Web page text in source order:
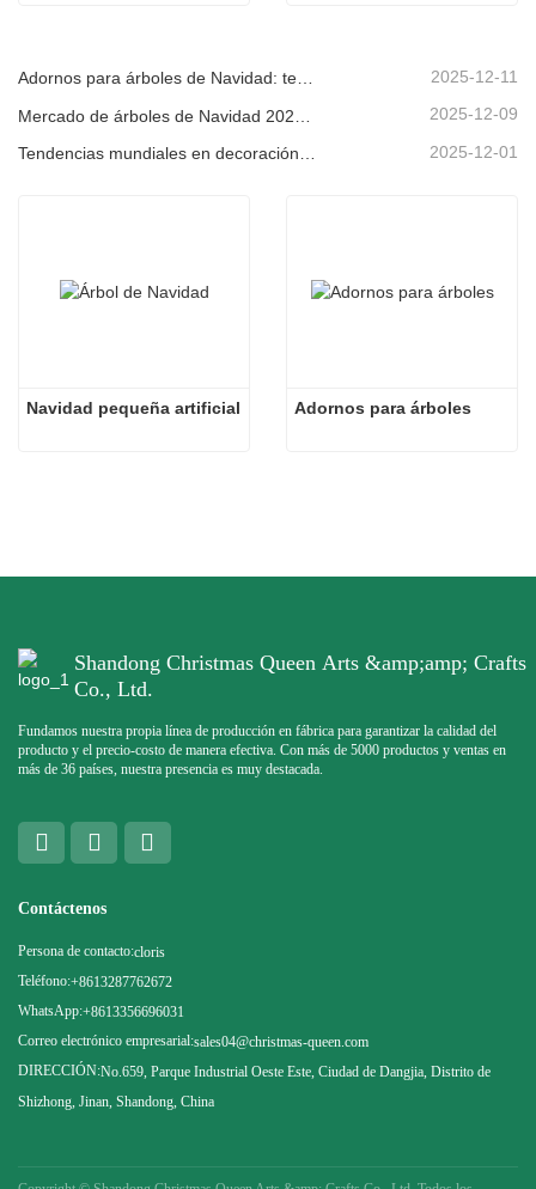
Adornos para árboles de Navidad: tendencias del mercado, información sobre la cadena de suministro y guía de adquisiciones 2025 2025-12-11
2025-12-09
2025-12-01
Navidad pequeña artificial Adornos para árboles
Shandong Christmas Queen Arts &amp;amp; Crafts
Co., Ltd.
Fundamos nuestra propia línea de producción en fábrica para garantizar la calidad del
producto y el precio-costo de manera efectiva. Con más de 5000 productos y ventas en
más de 36 países, nuestra presencia es muy destacada.
Contáctenos
Persona de contacto:cloris
Teléfono:+8613287762672
WhatsApp:+8613356696031
Correo electrónico empresarial:sales04@christmas-queen.com
DIRECCIÓN:No.659, Parque Industrial Oeste Este, Ciudad de Dangjia, Distrito de
Shizhong, Jinan, Shandong, China